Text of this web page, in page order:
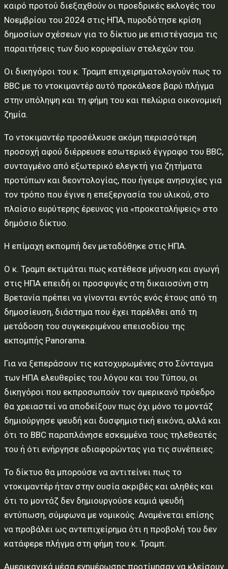
καιρό προτού διεξαχθούν οι προεδρικές εκλογές του
Νοεμβρίου του 2024 στις ΗΠΑ, πυροδότησε κρίση
δημοσίων σχέσεων για το δίκτυο με επιστέγασμα τις
παραιτήσεις των δυο κορυφαίων στελεχών του.
Οι δικηγόροι του κ. Τραμπ επιχειρηματολογούν πως το
BBC με το ντοκιμαντέρ αυτό προκάλεσε βαρύ πλήγμα
στην υπόληψη και τη φήμη του και πελώρια οικονομική
ζημία.
Το ντοκιμαντέρ προσέλκυσε ακόμη περισσότερη
προσοχή αφού διέρρευσε εσωτερικό έγγραφο του BBC,
συνταγμένο από εξωτερικό ελεγκτή για ζητήματα
προτύπων και δεοντολογίας, που ήγειρε ανησυχίες για
τον τρόπο που έγινε η επεξεργασία του υλικού, στο
πλαίσιο ευρύτερης έρευνας για «προκαταλήψεις» στο
δημόσιο δίκτυο.
Η επίμαχη εκπομπή δεν μεταδόθηκε στις ΗΠΑ.
Ο κ. Τραμπ εκτιμάται πως κατέθεσε μήνυση και αγωγή
στις ΗΠΑ επειδή οι προσφυγές στη δικαιοσύνη στη
Βρετανία πρέπει να γίνονται εντός ενός έτους από τη
δημοσίευση, διάστημα που έχει παρέλθει από τη
μετάδοση του συγκεκριμένου επεισοδίου της
εκπομπής Panorama.
Για να ξεπεράσουν τις κατοχυρωμένες στο Σύνταγμα
των ΗΠΑ ελευθερίες του λόγου και του Τύπου, οι
δικηγόροι που εκπροσωπούν τον αμερικανό πρόεδρο
θα χρειαστεί να αποδείξουν πως όχι μόνο το μοντάζ
δημιούργησε ψευδή και δυσφημιστική εικόνα, αλλά και
ότι το BBC παραπλάνησε εσκεμμένα τους τηλεθεατές
του ή ότι ενήργησε αδιαφορώντας για τις συνέπειες.
Το δίκτυο θα μπορούσε να αντιτείνει πως το
ντοκιμαντέρ ήταν στην ουσία ακριβές και αληθές και
ότι το μοντάζ δεν δημιουργούσε καμιά ψευδή
εντύπωση, σύμφωνα με νομικούς. Αναμένεται επίσης
να προβάλει ως αντεπιχείρημα ότι η προβολή του δεν
κατάφερε πλήγμα στη φήμη του κ. Τραμπ.
Αμερικανικά μέσα ενημέρωσης προτίμησαν να κλείσουν